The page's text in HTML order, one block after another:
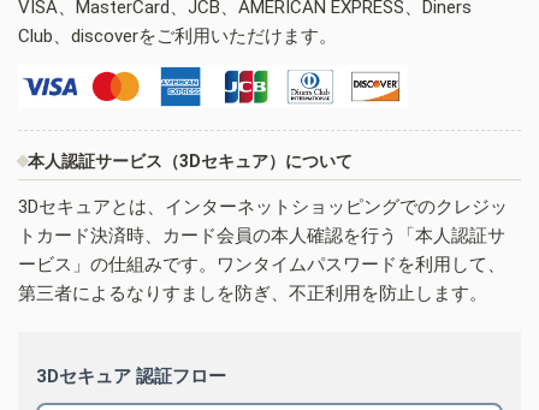
VISA、MasterCard、JCB、AMERICAN EXPRESS、Diners
Club、discoverをご利用いただけます。
本人認証サービス（3Dセキュア）について
3Dセキュアとは、インターネットショッピングでのクレジッ
トカード決済時、カード会員の本人確認を行う「本人認証サ
ービス」の仕組みです。ワンタイムパスワードを利用して、
第三者によるなりすましを防ぎ、不正利用を防止します。
3Dセキュア 認証フロー